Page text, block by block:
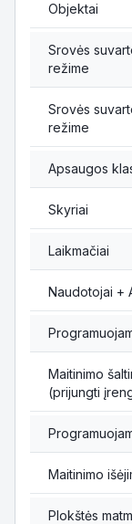
Objektai
Srovės
režime
Srovės
režime
Apsaugos
Skyriai
Laikmačiai
Naudotojai +
Maitinimo
(prijungti
Maitinimo
Plokštės